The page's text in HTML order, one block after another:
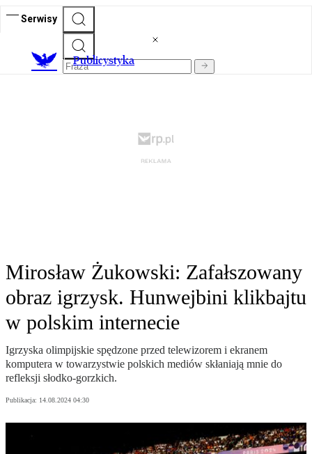
Serwisy
Publicystyka
Mirosław Żukowski: Zafałszowany
obraz igrzysk. Hunwejbini klikbajtu
w polskim internecie
Igrzyska olimpijskie spędzone przed telewizorem i ekranem
komputera w towarzystwie polskich mediów skłaniają mnie do
refleksji słodko-gorzkich.
Publikacja: 14.08.2024 04:30